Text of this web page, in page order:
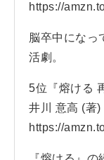
https://
脳卒中になっ
活劇。
5位『熔ける
井川 意高 (著)
https://